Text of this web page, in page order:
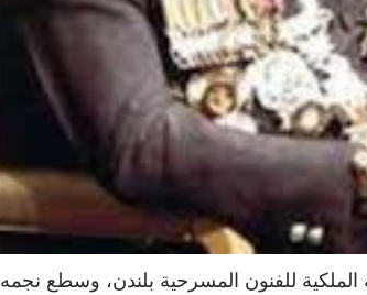
الملكية للفنون المسرحية بلندن، وسطع نجمه